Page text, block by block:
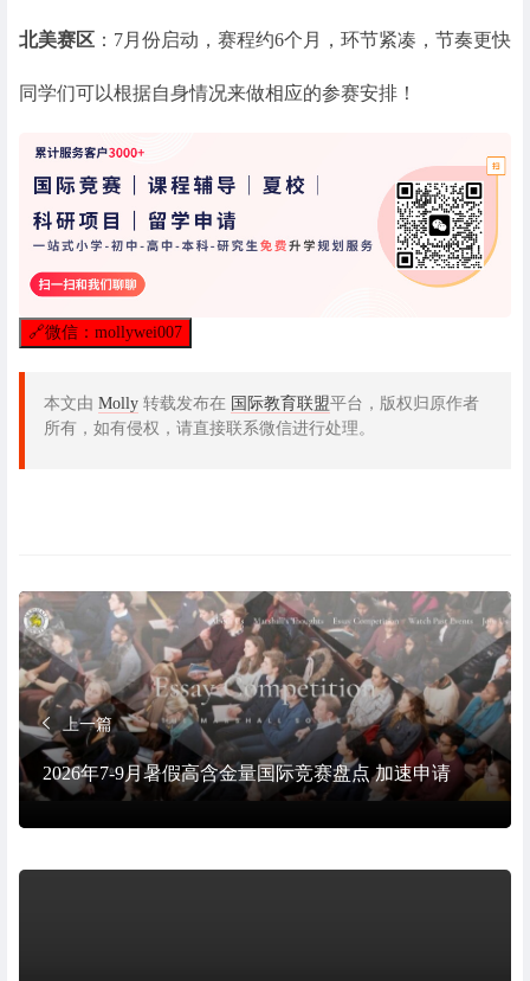
北美赛区 ：7月份启动，赛程约6个月，环节紧凑，节奏更快
同学们可以根据自身情况来做相应的参赛安排！
🔗微信：mollywei007
本文由 Molly 转载发布在 国际教育联盟平台，版权归原作者
所有，如有侵权，请直接联系微信进行处理。
上一篇
2026年7-9月暑假高含金量国际竞赛盘点 加速申请